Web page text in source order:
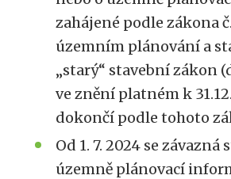
zahájené podle zákona
územním plánování a
„starý“ stavební zákon
ve znění platném k
dokončí podle tohoto
Od 1. 7. 2024 se závazná
územně plánovací